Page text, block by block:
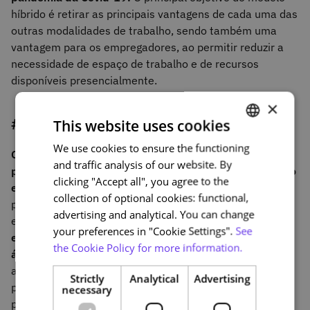
híbrido é retirar as principais vantagens de cada uma das
outras modalidades de trabalho, sendo também uma
vantagem para os empregadores, ao permitir reduzir a
necessidade de espaço de trabalho e de recursos
disponíveis presencialmente.
#4 Coworking
O termocoworkingfoi criado em 1999 e,durante a
primeira década do século XXI, foi visível o crescimento
em popularidade deste modelo de trabalho.
poucos, espaços de coworkingcomeçaram a aparecer
em todas as cidades,permitindo a partilha de espaços
entre profissionais de diferentes funções, empresas e
áreas profissionais.De resto, essa diversidade é
apontada como uma das suas principais vantagens,
permitindo encontrar soluções transversais para
problemas complexos.
PORTUGUESE
ENGLISH
×
This website uses cookies
We use cookies to ensure the functioning
and traffic analysis of our website. By
clicking "Accept all", you agree to the
collection of optional cookies: functional,
advertising and analytical. You can change
your preferences in "Cookie Settings". See
the Cookie Policy for more information.
Strictly
necessary
Analytical Advertising